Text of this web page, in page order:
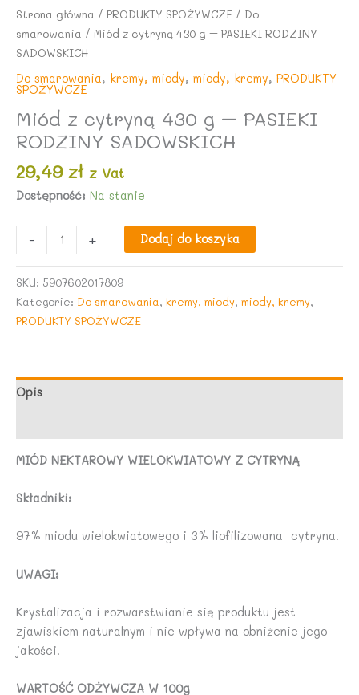
Strona główna / PRODUKTY SPOŻYWCZE / Do
smarowania / Miód z cytryną 430 g – PASIEKI RODZINY
SADOWSKICH
Do smarowania, kremy, miody, miody, kremy, PRODUKTY
SPOŻYWCZE
Miód z cytryną 430 g – PASIEKI
RODZINY SADOWSKICH
29,49 zł z Vat
Dostępność: Na stanie
-
Miód
RODZINY
+ Dodaj do koszyka
SKU: 5907602017809
Kategorie: Do smarowania, kremy, miody, miody, kremy,
PRODUKTY SPOŻYWCZE
Opis
MIÓD NEKTAROWY WIELOKWIATOWY Z CYTRYNĄ
Składniki:
97% miodu wielokwiatowego i 3% liofilizowana cytryna.
UWAGI:
Krystalizacja i rozwarstwianie się produktu jest
zjawiskiem naturalnym i nie wpływa na obniżenie jego
jakości.
WARTOŚĆ ODŻYWCZA W 100g